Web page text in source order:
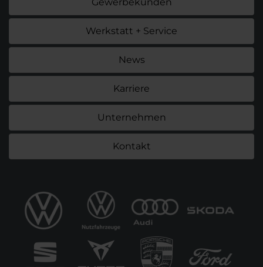
Werkstatt + Service
News
Karriere
Unternehmen
Kontakt